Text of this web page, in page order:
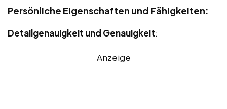
Persönliche Eigenschaften und Fähigkeiten:
Detailgenauigkeit und Genauigkeit:
Anzeige